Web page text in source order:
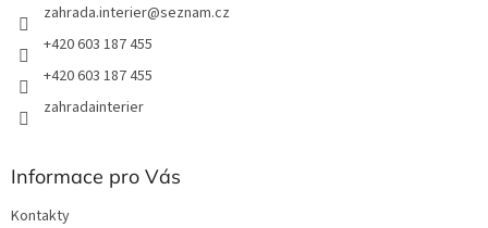
zahrada.interier@seznam.cz
+420 603 187 455
+420 603 187 455
zahradainterier
Informace pro Vás
Kontakty